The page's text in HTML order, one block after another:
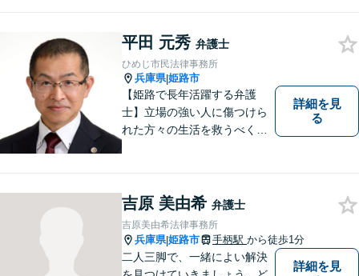
いただいたことで安心感を得
ていただけるよう尽力しま
す。遠慮なく相談してくださ
い。
平田 元秀 弁護士
ひめじ市民法律事務所
兵庫県|姫路市
【姫路で長年活躍する弁護
士】立場の強い人に傷つけら
れた方々の生活を救うべく、
もご相談ください。二人三脚
で平穏な生活を取り戻しまし
ょう。【Zoom・電話相談O
K】
詳細を見
る
吉原 美由希 弁護士
吉原美由希法律事務所
兵庫県|姫路市 手柄駅 から徒歩1分
二人三脚で、一緒によい解決
詳細を見